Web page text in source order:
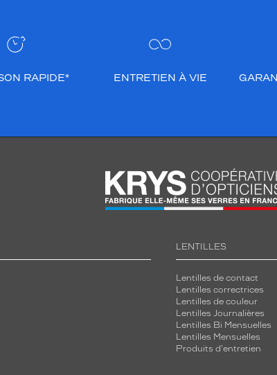
RAPIDE* ENTRETIEN À VIE
LENTILLES
Lentilles de contact
Lentilles correctrices
Lentilles de couleur
Lentilles Journalières
Lentilles Bi Mensuelles
Lentilles Mensuelles
Produits d'entretien